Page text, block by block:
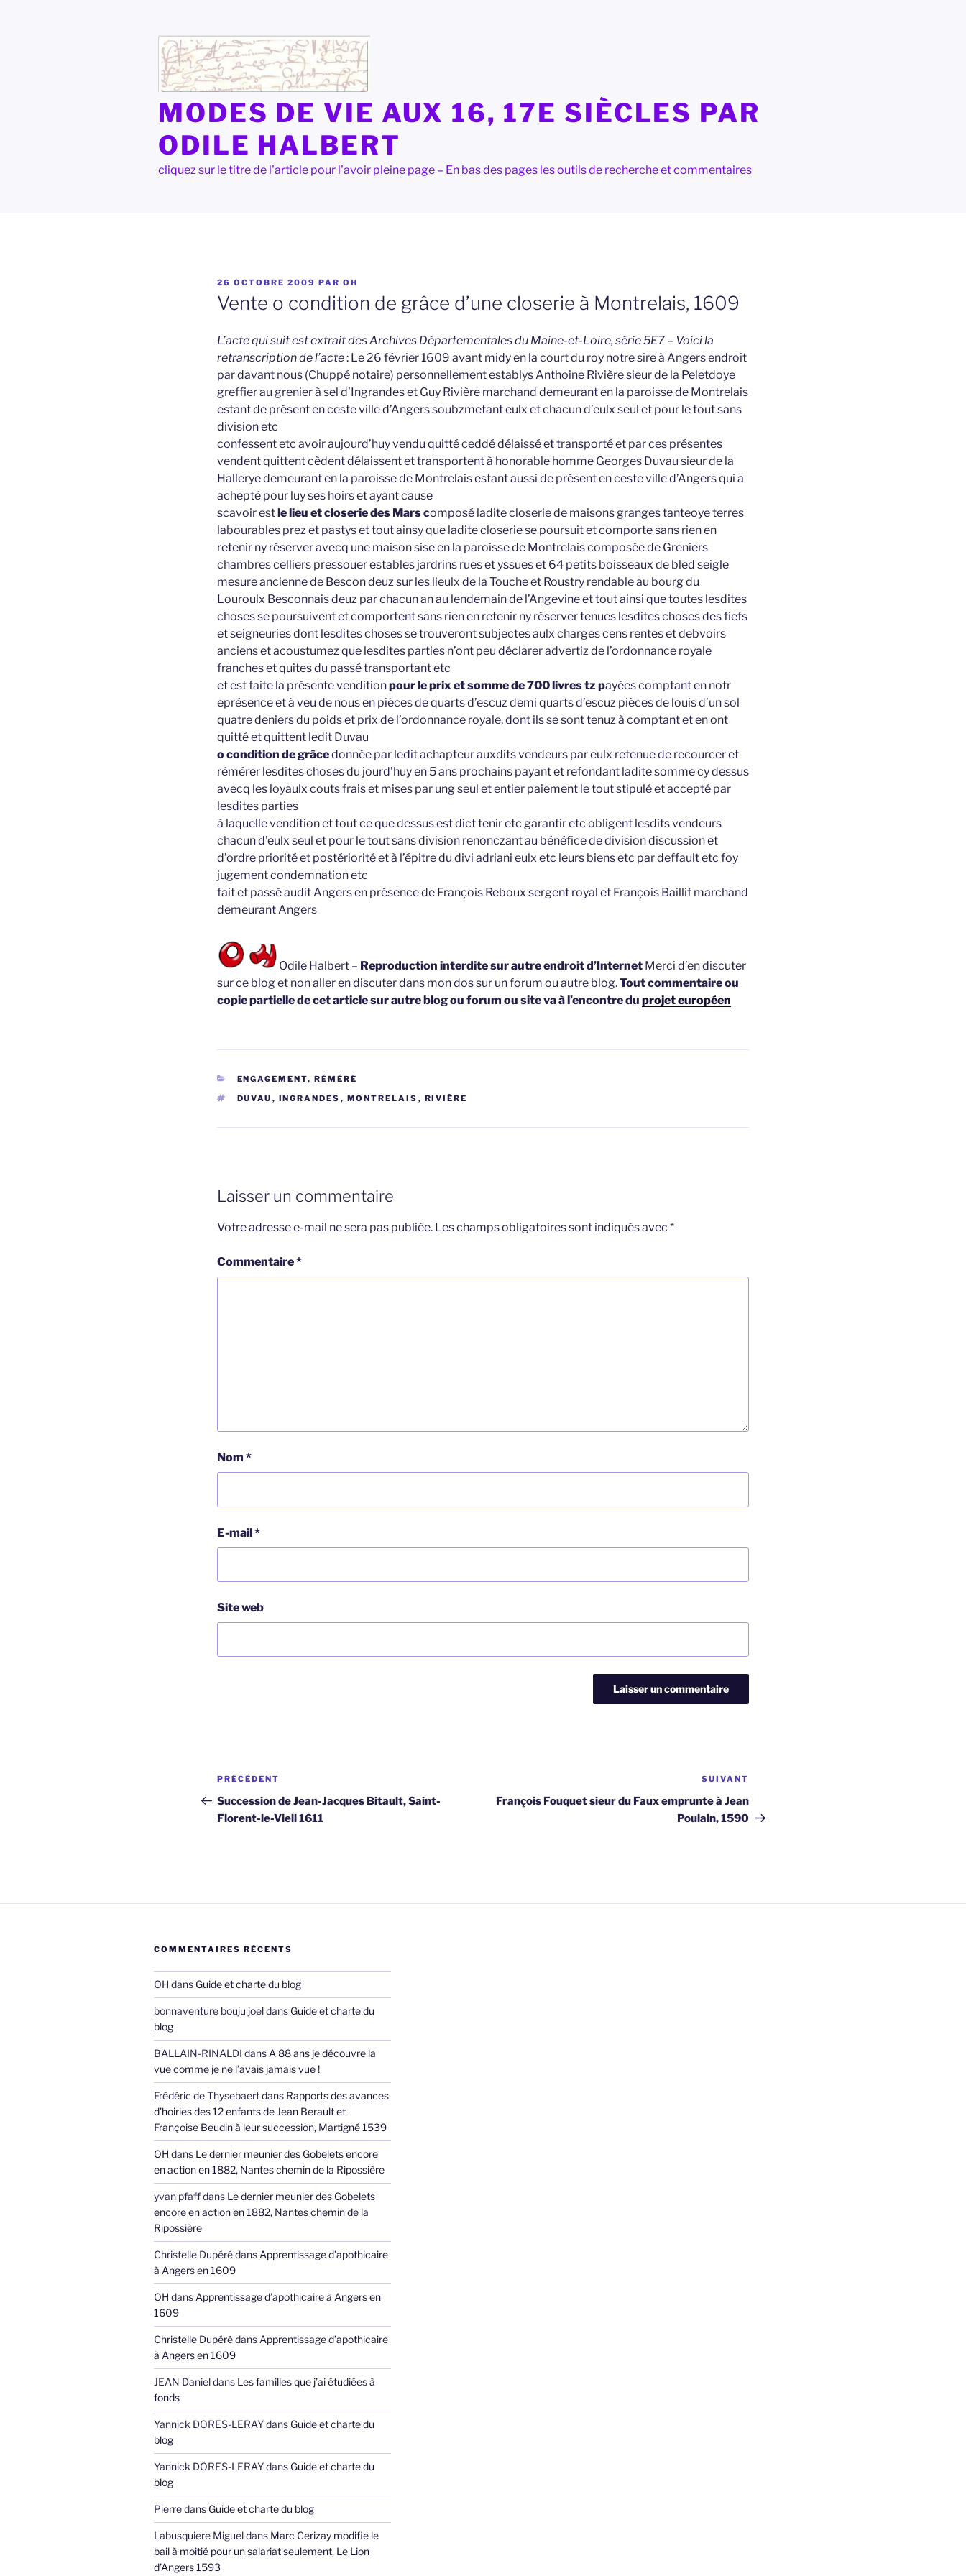
MODES DE VIE AUX 16, 17E SIÈCLES PAR
ODILE HALBERT
cliquez sur le titre de l'article pour l'avoir pleine page – En bas des pages les outils de recherche et commentaires
PUBLIÉ
LE
26 OCTOBRE 2009 PAR OH
Vente o condition de grâce d’une closerie à Montrelais, 1609
L’acte qui suit est extrait des Archives Départementales du Maine-et-Loire, série 5E7 – Voici la
retranscription de l’acte: Le 26 février 1609 avant midy en la court du roy notre sire à Angers endroit
par davant nous (Chuppé notaire) personnellement establys Anthoine Rivière sieur de la Peletdoye
greffier au grenier à sel d’Ingrandes et Guy Rivière marchand demeurant en la paroisse de Montrelais
estant de présent en ceste ville d’Angers soubzmetant eulx et chacun d’eulx seul et pour le tout sans
division etc
confessent etc avoir aujourd’huy vendu quitté ceddé délaissé et transporté et par ces présentes
vendent quittent cèdent délaissent et transportent à honorable homme Georges Duvau sieur de la
Hallerye demeurant en la paroisse de Montrelais estant aussi de présent en ceste ville d’Angers qui a
achepté pour luy ses hoirs et ayant cause
scavoir estle lieu et closerie des Mars composé ladite closerie de maisons granges tanteoye terres
labourables prez et pastys et tout ainsy que ladite closerie se poursuit et comporte sans rien en
retenir ny réserver avecq une maison sise en la paroisse de Montrelais composée de Greniers
chambres celliers pressouer estables jardrins rues et yssues et 64 petits boisseaux de bled seigle
mesure ancienne de Bescon deuz sur les lieulx de la Touche et Roustry rendable au bourg du
Louroulx Besconnais deuz par chacun an au lendemain de l’Angevine et tout ainsi que toutes lesdites
choses se poursuivent et comportent sans rien en retenir ny réserver tenues lesdites choses des fiefs
et seigneuries dont lesdites choses se trouveront subjectes aulx charges cens rentes et debvoirs
anciens et acoustumez que lesdites parties n’ont peu déclarer advertiz de l’ordonnance royale
franches et quites du passé transportant etc
et est faite la présente venditionpour le prix et somme de 700 livres tz payées comptant en notr
eprésence et à veu de nous en pièces de quarts d’escuz demi quarts d’escuz pièces de louis d’un sol
quatre deniers du poids et prix de l’ordonnance royale, dont ils se sont tenuz à comptant et en ont
quitté et quittent ledit Duvau
o condition de grâcedonnée par ledit achapteur auxdits vendeurs par eulx retenue de recourcer et
rémérer lesdites choses du jourd’huy en 5 ans prochains payant et refondant ladite somme cy dessus
avecq les loyaulx couts frais et mises par ung seul et entier paiement le tout stipulé et accepté par
lesdites parties
à laquelle vendition et tout ce que dessus est dict tenir etc garantir etc obligent lesdits vendeurs
chacun d’eulx seul et pour le tout sans division renonczant au bénéfice de division discussion et
d’ordre priorité et postériorité et à l’épitre du divi adriani eulx etc leurs biens etc par deffault etc foy
jugement condemnation etc
fait et passé audit Angers en présence de François Reboux sergent royal et François Baillif marchand
demeurant Angers
Odile Halbert – Reproduction interdite sur autre endroit d’Internet Merci d’en discuter
sur ce blog et non aller en discuter dans mon dos sur un forum ou autre blog.Tout commentaire ou
copie partielle de cet article sur autre blog ou forum ou site va à l’encontre du projet européen
CATÉGORIES
ENGAGEMENT, RÉMÉRÉ
ÉTIQUETTES
DUVAU , INGRANDES , MONTRELAIS , RIVIÈRE
Laisser un commentaire
Votre adresse e-mail ne sera pas publiée. Les champs obligatoires sont indiqués avec *
Commentaire*
Nom *
E-mail*
Site web
Navigation
de
l’article
Article
précédent
PRÉCÉDENT
Succession de Jean-Jacques Bitault, Saint-
Florent-le-Vieil 1611
suivant
SUIVANT
François Fouquet sieur du Faux emprunte à Jean
Poulain, 1590
COMMENTAIRES RÉCENTS
OH dans Guide et charte du blog
bonnaventure bouju joeldans Guide et charte du
blog
BALLAIN-RINALDI dans A 88 ans je découvre la
vue comme je ne l’avais jamais vue !
Frédéric de Thysebaertdans Rapports des avances
d’hoiries des 12 enfants de Jean Berault et
Françoise Beudin à leur succession, Martigné 1539
OH dans Le dernier meunier des Gobelets encore
en action en 1882, Nantes chemin de la Ripossière
yvan pfaffdans Le dernier meunier des Gobelets
encore en action en 1882, Nantes chemin de la
Ripossière
Christelle Dupérédans Apprentissage d’apothicaire
à Angers en 1609
OH dans Apprentissage d’apothicaire à Angers en
1609
Christelle Dupérédans Apprentissage d’apothicaire
à Angers en 1609
JEAN Danieldans Les familles que j’ai étudiées à
fonds
Yannick DORES-LERAYdans Guide et charte du
blog
Yannick DORES-LERAYdans Guide et charte du
blog
Pierredans Guide et charte du blog
Labusquiere Migueldans Marc Cerizay modifie le
bail à moitié pour un salariat seulement, Le Lion
d’Angers 1593